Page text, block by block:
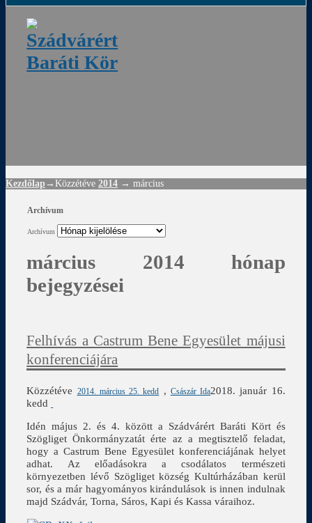
Kezdőlap →Közzétéve 2014 → március
Archívum
Archívum
március 2014 hónap
bejegyzései
Felhívás a Castrum Bene Egyesület májusi
konferenciájára
Közzétéve 2014. március 25. kedd , Császár Ida2018. január 16.
kedd
Idén május 2. és 4. között a Szádvárért Baráti Kört és
Szögliget Önkormányzatát érte az a megtisztelő feladat,
hogy a Castrum Bene Egyesület konferenciájának helyet
adhat. Az előadásokra a csodálatos természeti
környezetben lévő Szögliget község Kultúrházában kerül
sor, és a már hagyományos kirándulások is innen indulnak
majd Szádvár, Torna, Sáros, Kapi és Kassa váraihoz.